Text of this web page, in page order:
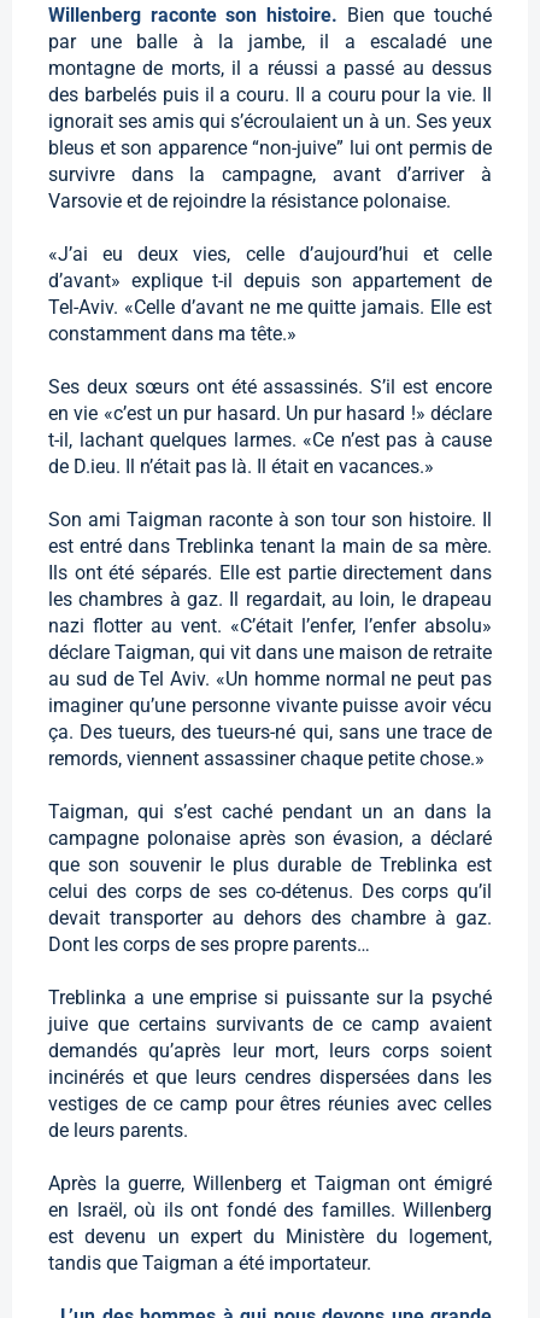
Willenberg raconte son histoire. Bien que touché
par une balle à la jambe, il a escaladé une
montagne de morts, il a réussi a passé au dessus
des barbelés puis il a couru. Il a couru pour la vie. Il
ignorait ses amis qui s’écroulaient un à un. Ses yeux
bleus et son apparence “non-juive” lui ont permis de
survivre dans la campagne, avant d’arriver à
Varsovie et de rejoindre la résistance polonaise.
«J’ai eu deux vies, celle d’aujourd’hui et celle
d’avant» explique t-il depuis son appartement de
Tel-Aviv. «Celle d’avant ne me quitte jamais. Elle est
constamment dans ma tête.»
Ses deux sœurs ont été assassinés. S’il est encore
en vie «c’est un pur hasard. Un pur hasard !» déclare
t-il, lachant quelques larmes. «Ce n’est pas à cause
de D.ieu. Il n’était pas là. Il était en vacances.»
Son ami Taigman raconte à son tour son histoire. Il
est entré dans Treblinka tenant la main de sa mère.
Ils ont été séparés. Elle est partie directement dans
les chambres à gaz. Il regardait, au loin, le drapeau
nazi flotter au vent. «C’était l’enfer, l’enfer absolu»
déclare Taigman, qui vit dans une maison de retraite
au sud de Tel Aviv. «Un homme normal ne peut pas
imaginer qu’une personne vivante puisse avoir vécu
ça. Des tueurs, des tueurs-né qui, sans une trace de
remords, viennent assassiner chaque petite chose.»
Taigman, qui s’est caché pendant un an dans la
campagne polonaise après son évasion, a déclaré
que son souvenir le plus durable de Treblinka est
celui des corps de ses co-détenus. Des corps qu’il
devait transporter au dehors des chambre à gaz.
Dont les corps de ses propre parents…
Treblinka a une emprise si puissante sur la psyché
juive que certains survivants de ce camp avaient
demandés qu’après leur mort, leurs corps soient
incinérés et que leurs cendres dispersées dans les
vestiges de ce camp pour êtres réunies avec celles
de leurs parents.
Après la guerre, Willenberg et Taigman ont émigré
en Israël, où ils ont fondé des familles. Willenberg
est devenu un expert du Ministère du logement,
tandis que Taigman a été importateur.